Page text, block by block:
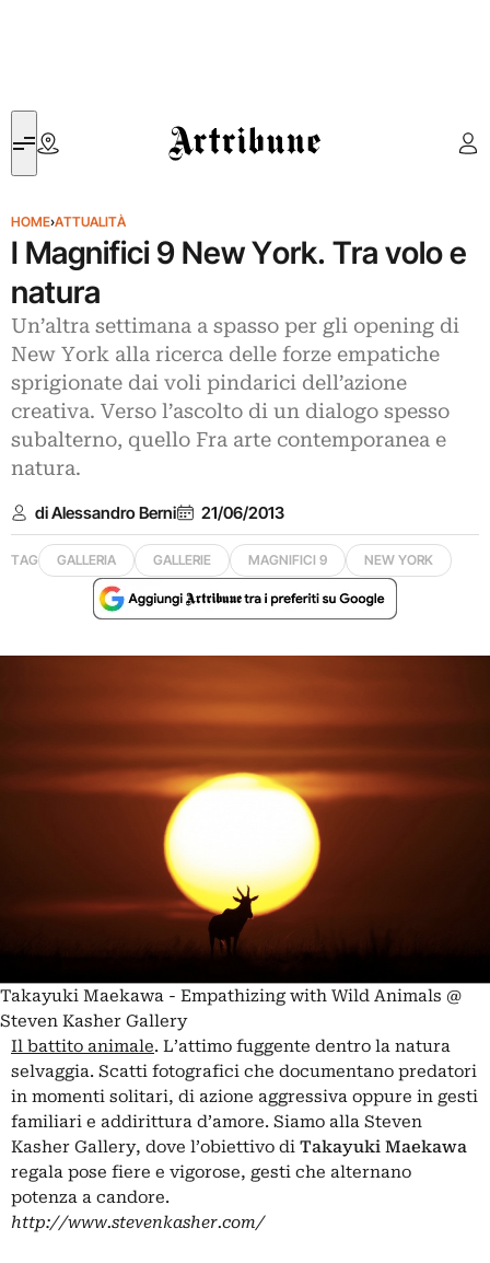
Artribune
HOME›ATTUALITÀ
I Magnifici 9 New York. Tra volo e
natura
Un’altra settimana a spasso per gli opening di
New York alla ricerca delle forze empatiche
sprigionate dai voli pindarici dell’azione
creativa. Verso l’ascolto di un dialogo spesso
subalterno, quello Fra arte contemporanea e
natura.
di Alessandro Berni 21/06/2013
TAG GALLERIA GALLERIE MAGNIFICI 9 NEW YORK
Takayuki Maekawa - Empathizing with Wild Animals @
Steven Kasher Gallery
Il battito animale. L’attimo fuggente dentro la natura
selvaggia. Scatti fotografici che documentano predatori
in momenti solitari, di azione aggressiva oppure in gesti
familiari e addirittura d’amore. Siamo alla Steven
Kasher Gallery, dove l’obiettivo di Takayuki Maekawa
regala pose fiere e vigorose, gesti che alternano
potenza a candore.
http://www.stevenkasher.com/